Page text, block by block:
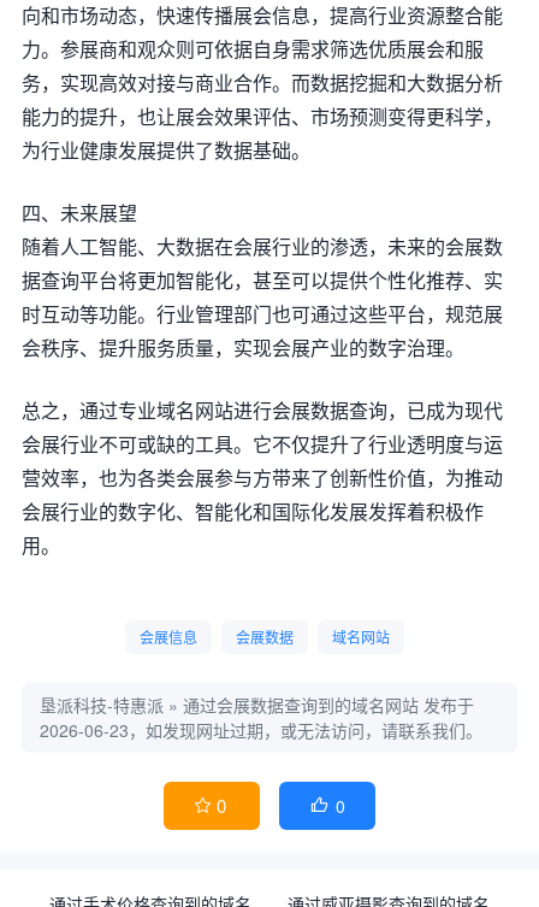
向和市场动态，快速传播展会信息，提高行业资源整合能
力。参展商和观众则可依据自身需求筛选优质展会和服
务，实现高效对接与商业合作。而数据挖掘和大数据分析
能力的提升，也让展会效果评估、市场预测变得更科学，
为行业健康发展提供了数据基础。
四、未来展望
随着人工智能、大数据在会展行业的渗透，未来的会展数
据查询平台将更加智能化，甚至可以提供个性化推荐、实
时互动等功能。行业管理部门也可通过这些平台，规范展
会秩序、提升服务质量，实现会展产业的数字治理。
总之，通过专业域名网站进行会展数据查询，已成为现代
会展行业不可或缺的工具。它不仅提升了行业透明度与运
营效率，也为各类会展参与方带来了创新性价值，为推动
会展行业的数字化、智能化和国际化发展发挥着积极作
用。
会展信息 会展数据 域名网站
垦派科技-特惠派 » 通过会展数据查询到的域名网站 发布于
2026-06-23，如发现网址过期，或无法访问，请联系我们。
 0  0